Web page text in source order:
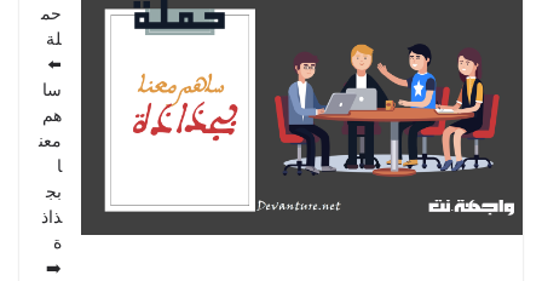
حم
لة
⬅️
سا
هم
معن
ا
بج
ذاذ
ة
➡️